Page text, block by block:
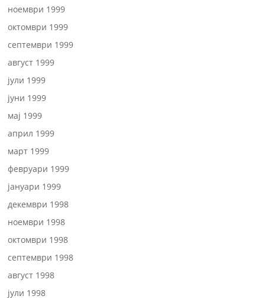
ноември 1999
октомври 1999
септември 1999
август 1999
јули 1999
јуни 1999
мај 1999
април 1999
март 1999
февруари 1999
јануари 1999
декември 1998
ноември 1998
октомври 1998
септември 1998
август 1998
јули 1998